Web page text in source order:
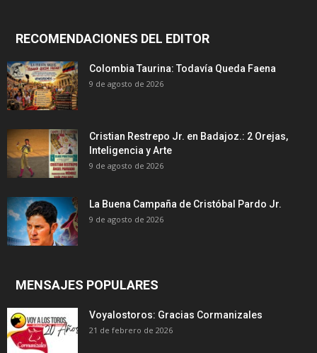
RECOMENDACIONES DEL EDITOR
Colombia Taurina: Todavía Queda Faena
9 de agosto de 2026
Cristian Restrepo Jr. en Badajoz.: 2 Orejas,
Inteligencia y Arte
9 de agosto de 2026
La Buena Campaña de Cristóbal Pardo Jr.
9 de agosto de 2026
MENSAJES POPULARES
Voyalostoros: Gracias Cormanizales
21 de febrero de 2026